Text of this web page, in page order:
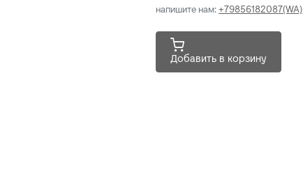
напишите нам:+79856182087(WA)
Добавить в корзину